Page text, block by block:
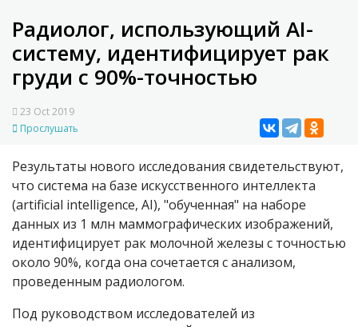
Радиолог, использующий AI-
систему, идентифицирует рак
груди с 90%-точностью
23 Oct 2019
Прослушать
Результаты нового исследования свидетельствуют,
что система на базе искусственного интеллекта
(artificial intelligence, AI), "обученная" на наборе
данных из 1 млн маммографических изображений,
идентифицирует рак молочной железы с точностью
около 90%, когда она сочетается с анализом,
проведенным радиологом.
Под руководством исследователей из